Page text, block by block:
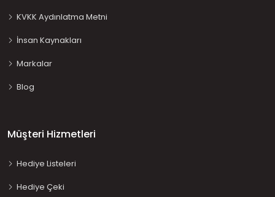
KVKK Aydınlatma Metni
İnsan Kaynakları
Markalar
Blog
Müşteri Hizmetleri
Hediye Listeleri
Hediye Çeki